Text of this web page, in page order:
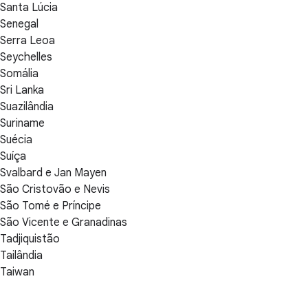
Santa Lúcia
Senegal
Serra Leoa
Seychelles
Somália
Sri Lanka
Suazilândia
Suriname
Suécia
Suíça
Svalbard e Jan Mayen
São Cristovão e Nevis
São Tomé e Príncipe
São Vicente e Granadinas
Tadjiquistão
Tailândia
Taiwan